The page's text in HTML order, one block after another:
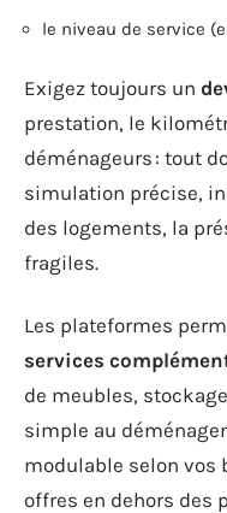
le niveau de service
Exigez toujours un
prestation, le
déménageurs : tout
simulation précise,
des logements, la
fragiles.
Les plateformes
services
de meubles,
simple au
modulable selon vos
offres en dehors des